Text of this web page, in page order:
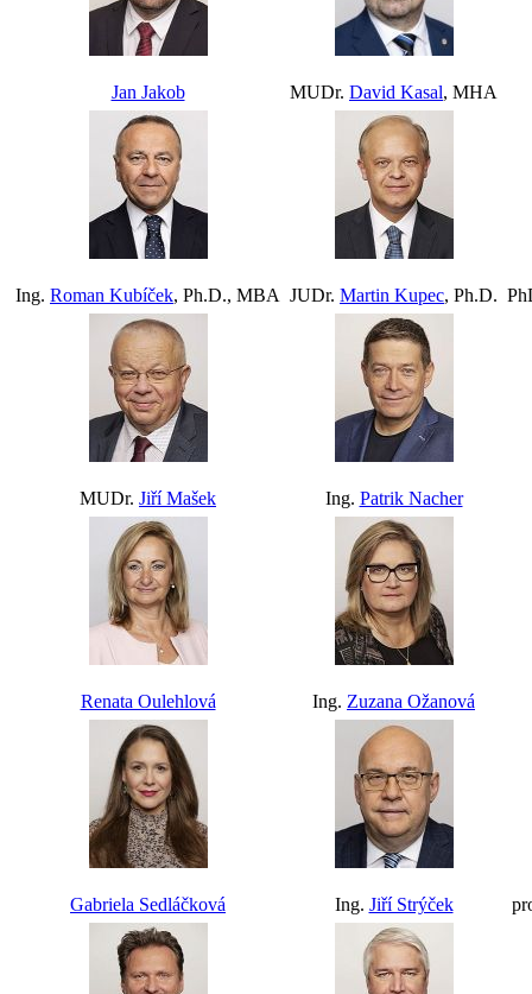
Jan Jakob MUDr. David Kasal, MHA
Ing. Roman Kubíček, Ph.D., MBA JUDr. Martin Kupec, Ph.D.
MUDr. Jiří Mašek Ing. Patrik Nacher
Renata Oulehlová Ing. Zuzana Ožanová
Gabriela Sedláčková Ing. Jiří Strýček